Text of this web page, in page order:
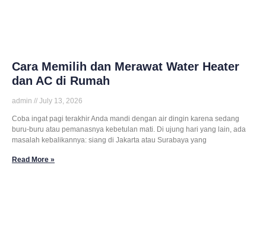
Cara Memilih dan Merawat Water Heater
dan AC di Rumah
admin July 13, 2026
Coba ingat pagi terakhir Anda mandi dengan air dingin karena sedang
buru-buru atau pemanasnya kebetulan mati. Di ujung hari yang lain, ada
masalah kebalikannya: siang di Jakarta atau Surabaya yang
Read More »